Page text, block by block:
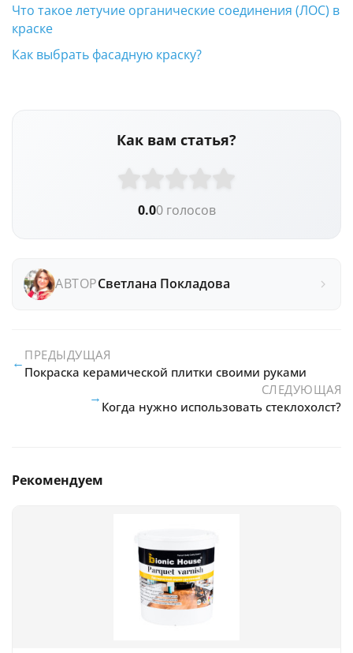
Что такое летучие органические соединения (ЛОС) в
краске
Как выбрать фасадную краску?
Как вам статья?
0.00 голосов
АВТОРСветлана Покладова
←ПРЕДЫДУЩАЯ
Покраска керамической плитки своими руками
СЛЕДУЮЩАЯ
Когда нужно использовать стеклохолст?
→
Рекомендуем